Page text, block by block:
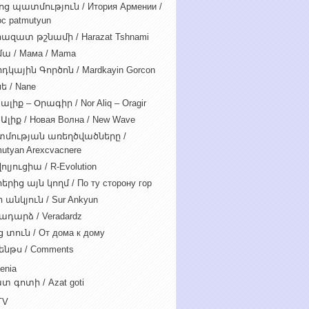
պատմություն / Итория Армении /
patmutyun
թշնամի / Harazat Tshnami
/ Мама / Mama
Գործոն / Mardkayin Gorcon
/ Nane
– Օրագիր / Nor Aliq – Oragir
/ Новая Волна / New Wave
առեղծվածները /
Arexcvacnere
/ R-Evolution
այն կողմ / По ту сторону гор
անկյուն / Sur Ankyun
/ Veradardz
տուն / От дома к дому
/ Comments
գոտի / Azat goti